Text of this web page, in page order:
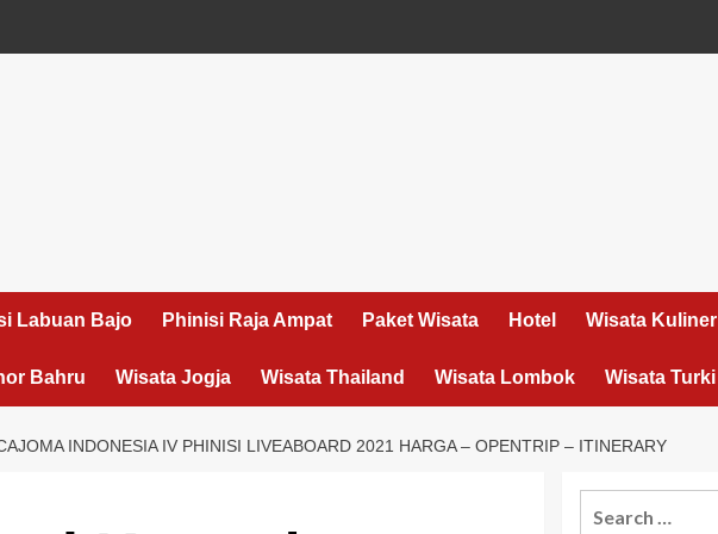
Labuan Bajo Phinisi Raja Ampat Paket Wisata Hotel Wisata Kuliner
Bahru Wisata Jogja Wisata Thailand Wisata Lombok Wisata Turki
INDONESIA IV PHINISI LIVEABOARD 2021 HARGA – OPENTRIP – ITINERARY